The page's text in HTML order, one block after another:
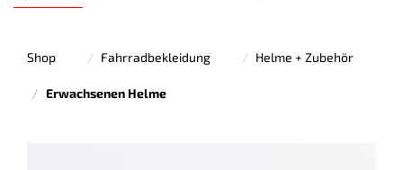
Shop Fahrradbekleidung Helme + Zubehör
Erwachsenen Helme